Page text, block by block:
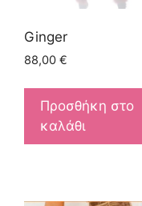
Ginger
88,00 €
Προσθήκη στο
καλάθι